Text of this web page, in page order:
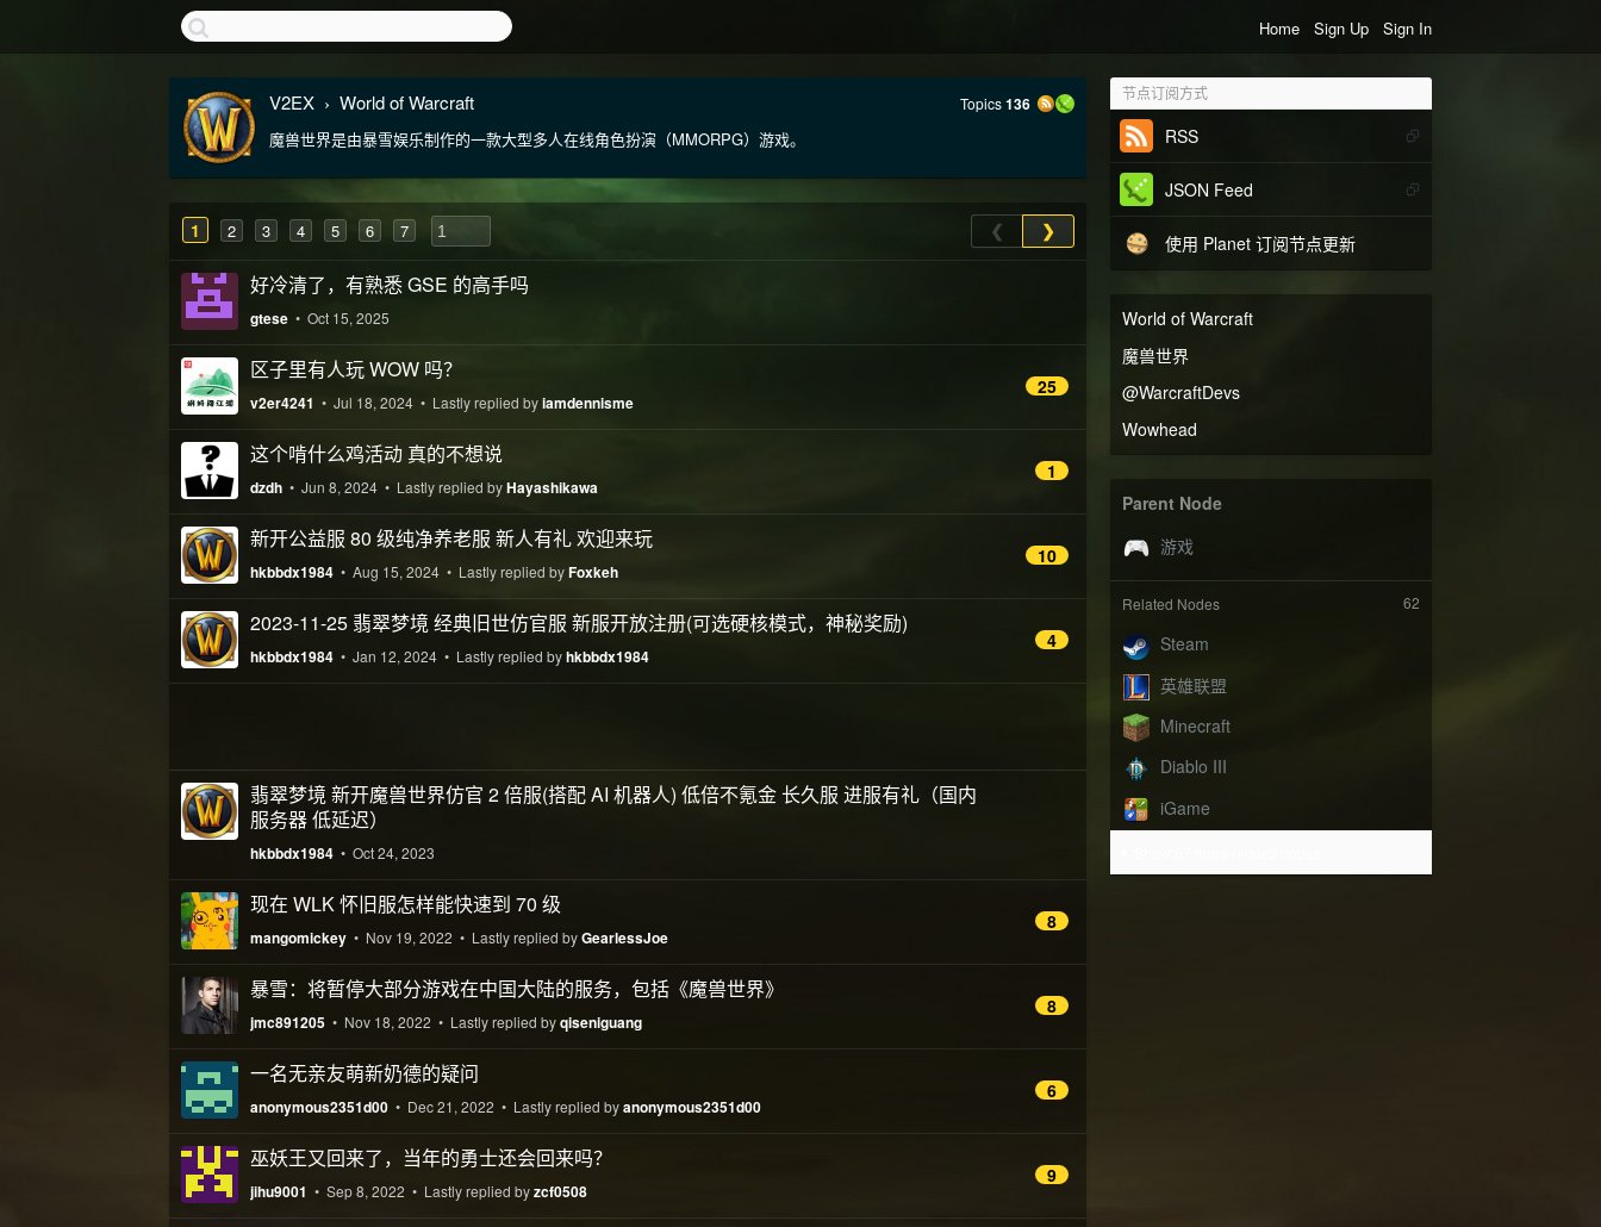
Home Sign Up Sign In
节点订阅方式
RSS
JSON Feed
使用 Planet 订阅节点更新
World of Warcraft
魔兽世界
@WarcraftDevs
Wowhead
Parent Node
62
Related Nodes
V2EX › World of Warcraft Topics136
魔兽世界是由暴雪娱乐制作的一款大型多人在线角色扮演（MMORPG）游戏。
1 2 3 4 5 6 7 ❮ ❯
好冷清了，有熟悉 GSE 的高手吗
gtese • Oct 15, 2025
区子里有人玩 WOW 吗？
v2er4241 • Jul 18, 2024 • Lastly replied byiamdennisme
25
这个啃什么鸡活动 真的不想说
dzdh • Jun 8, 2024 • Lastly replied byHayashikawa
1
新开公益服 80 级纯净养老服 新人有礼 欢迎来玩
hkbbdx1984 • Aug 15, 2024 • Lastly replied byFoxkeh
10
2023-11-25 翡翠梦境 经典旧世仿官服 新服开放注册(可选硬核模式，神秘奖励)
hkbbdx1984 • Jan 12, 2024 • Lastly replied byhkbbdx1984
4
翡翠梦境 新开魔兽世界仿官 2 倍服(搭配 AI 机器人) 低倍不氪金 长久服 进服有礼（国内
服务器 低延迟）
hkbbdx1984 • Oct 24, 2023
现在 WLK 怀旧服怎样能快速到 70 级
mangomickey • Nov 19, 2022 • Lastly replied byGearlessJoe
8
暴雪：将暂停大部分游戏在中国大陆的服务，包括《魔兽世界》
jmc891205 • Nov 18, 2022 • Lastly replied byqiseniguang
8
一名无亲友萌新奶德的疑问
anonymous2351d00 • Dec 21, 2022 • Lastly replied byanonymous2351d00
6
巫妖王又回来了，当年的勇士还会回来吗？
jihu9001 • Sep 8, 2022 • Lastly replied byzcf0508
9